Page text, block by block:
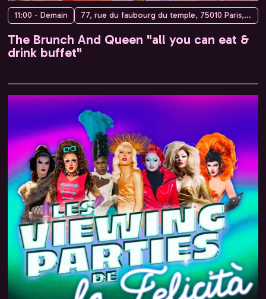
11:00 - Demain 77, rue du faubourg du temple, 75010 Paris, France
The Brunch And Queen "all you can eat &
drink buffet"